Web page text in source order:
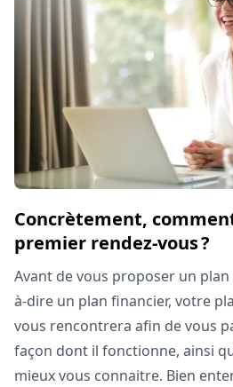
Concrètement,
premier rendez-vous ?
Avant de vous proposer un plan
à-dire un plan financier, votre
vous rencontrera afin de vous
façon dont il fonctionne, ainsi
mieux vous connaitre. Bien